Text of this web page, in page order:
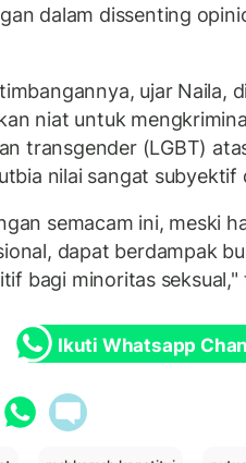
dalam dissenting
ujar Naila,
niat untuk
transgender (LGBT)
nilai sangat subyektif
semacam ini, meski
dapat berdampak
bagi minoritas seksual,"
Ikuti Whatsapp